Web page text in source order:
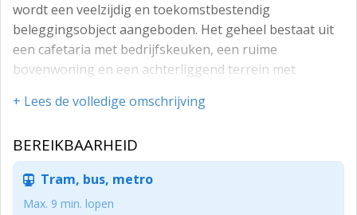
wordt een veelzijdig en toekomstbestendig
beleggingsobject aangeboden. Het geheel bestaat uit
een cafetaria met bedrijfskeuken, een ruime
bovenwoning en een achterliggend terrein met
De cafetaria heeft een oppervlakte van circa 93 m² en
bestaat uit een verkoopruimte van ongeveer 46 m² met
circa 10 zitplaatsen, aangevuld met een ruime en
professioneel ingerichte bedrijfskeuken en
+ Lees de volledige omschrijving
BEREIKBAARHEID
Tram, bus, metro
Max. 9 min. lopen